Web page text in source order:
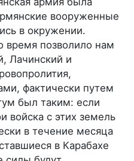
вооруженные
в окружении.
время позволило нам
Лачинский и
фактически путем
был таким: если
войска с этих земель
в течение месяца
в Карабахе